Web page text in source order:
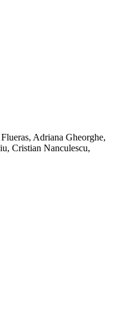
Adriana Gheorghe,
Cristian Nanculescu,